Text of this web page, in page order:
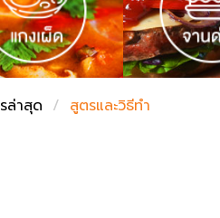
ล่าสุด สูตรและวิธีทำ